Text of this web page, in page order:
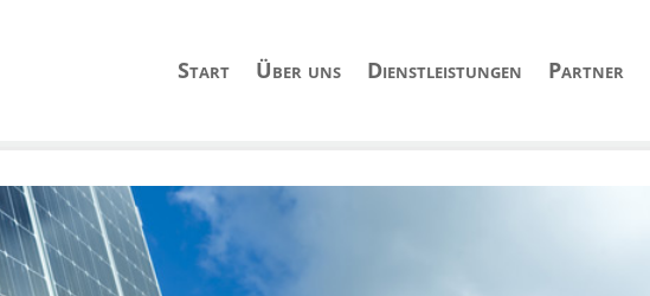
Start Über uns Dienstleistungen Partner